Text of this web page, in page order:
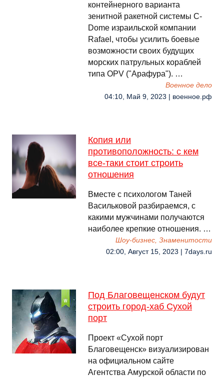
контейнерного варианта
зенитной ракетной системы C-
Dome израильской компании
Rafael, чтобы усилить боевые
возможности своих будущих
морских патрульных кораблей
типа OPV ("Арафура"). …
Военное дело
04:10, Май 9, 2023 | военное.рф
Копия или
противоположность: с кем
все-таки стоит строить
отношения
Вместе с психологом Таней
Васильковой разбираемся, с
какими мужчинами получаются
наиболее крепкие отношения. …
Шоу-бизнес, Знаменитости
02:00, Август 15, 2023 | 7days.ru
Под Благовещенском будут
строить город-хаб Сухой
порт
Проект «Сухой порт
Благовещенск» визуализирован
на официальном сайте
Агентства Амурской области по